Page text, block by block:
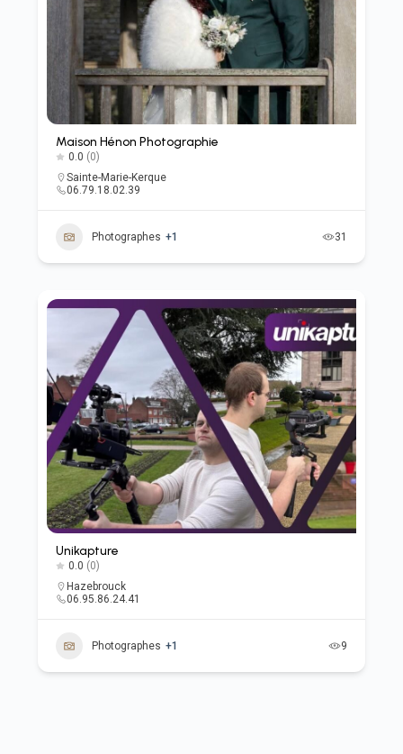
Maison Hénon Photographie
0.0 (0)
Sainte-Marie-Kerque
06.79.18.02.39
Photographes +1 31
Unikapture
0.0 (0)
Hazebrouck
06.95.86.24.41
Photographes +1 9